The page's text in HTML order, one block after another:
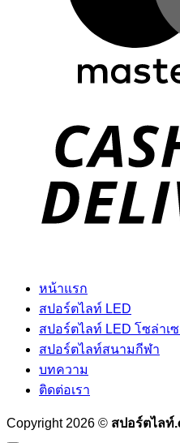
หน้าแรก
สปอร์ตไลท์ LED
สปอร์ตไลท์ LED โซล่าเ
สปอร์ตไลท์สนามกีฬา
บทความ
ติดต่อเรา
Copyright 2026 © สปอร์ตไลท์